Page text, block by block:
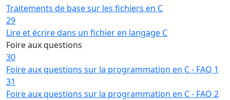
Traitements de base sur les fichiers en C
29
Lire et écrire dans un fichier en langage C
Foire aux questions
30
Foire aux questions sur la programmation en C - FAQ 1
31
Foire aux questions sur la programmation en C - FAQ 2